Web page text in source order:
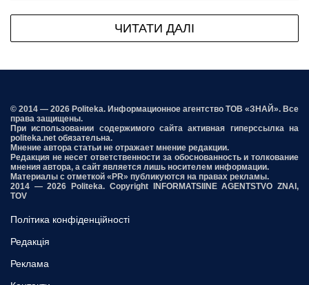
ЧИТАТИ ДАЛІ
© 2014 — 2026 Politeka. Информационное агентство ТОВ «ЗНАЙ». Все
права защищены.
При использовании содержимого сайта активная гиперссылка на
politeka.net обязательна.
Мнение автора статьи не отражает мнение редакции.
Редакция не несет ответственности за обоснованность и толкование
мнения автора, а сайт является лишь носителем информации.
Материалы с отметкой «PR» публикуются на правах рекламы.
2014 — 2026 Politeka. Copyright INFORMATSIINE AGENTSTVO ZNAI,
TOV
Політика конфіденційності
Редакція
Реклама